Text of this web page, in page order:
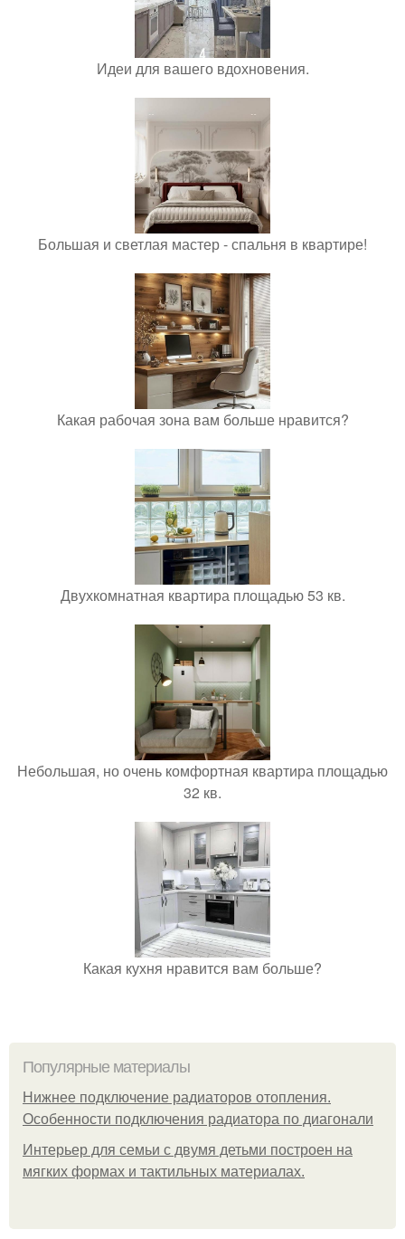
Идеи для вашего вдохновения.
Большая и светлая мастер - спальня в квартире!
Какая рабочая зона вам больше нравится?
Двухкомнатная квартира площадью 53 кв.
Небольшая, но очень комфортная квартира площадью
32 кв.
Какая кухня нравится вам больше?
Популярные материалы
Нижнее подключение радиаторов отопления.
Особенности подключения радиатора по диагонали
Интерьер для семьи с двумя детьми построен на
мягких формах и тактильных материалах.